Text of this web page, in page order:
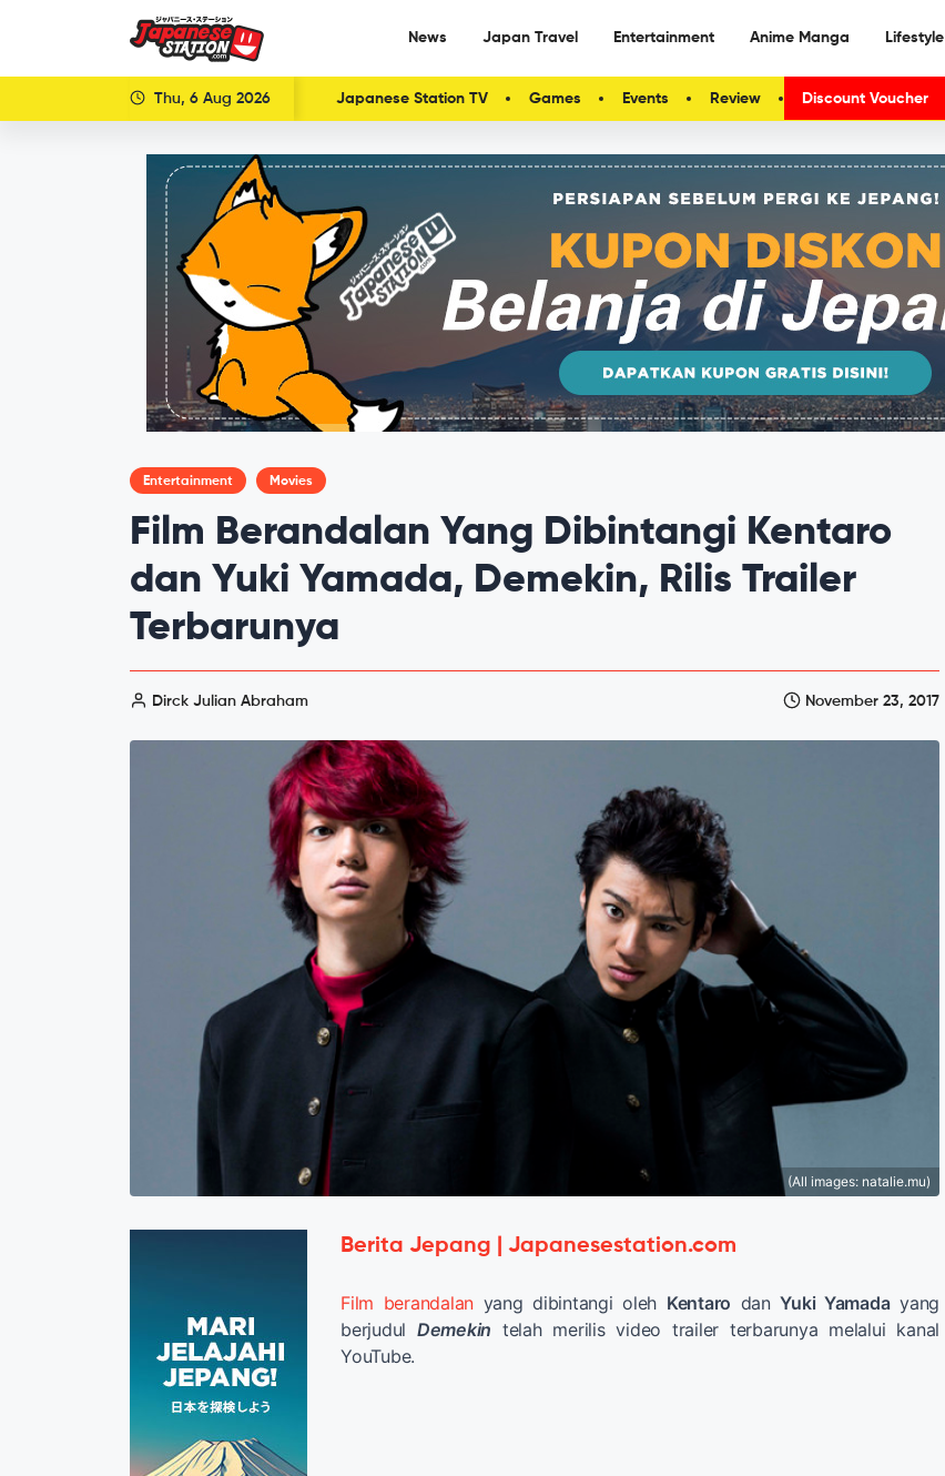
News Japan Travel Entertainment Anime Manga Lifestyle
Thu, 6 Aug 2026 Japanese Station TV Games Events Review Discount Voucher
Entertainment Movies
Film Berandalan Yang Dibintangi Kentaro
dan Yuki Yamada, Demekin, Rilis Trailer
Terbarunya
Dirck Julian Abraham November 23, 2017
(All images: natalie.mu)
Berita Jepang | Japanesestation.com
Film berandalan yang dibintangi oleh Kentaro danYuki Yamadayang
berjudul Demekin telah merilis video trailer terbarunya melalui kanal
YouTube.